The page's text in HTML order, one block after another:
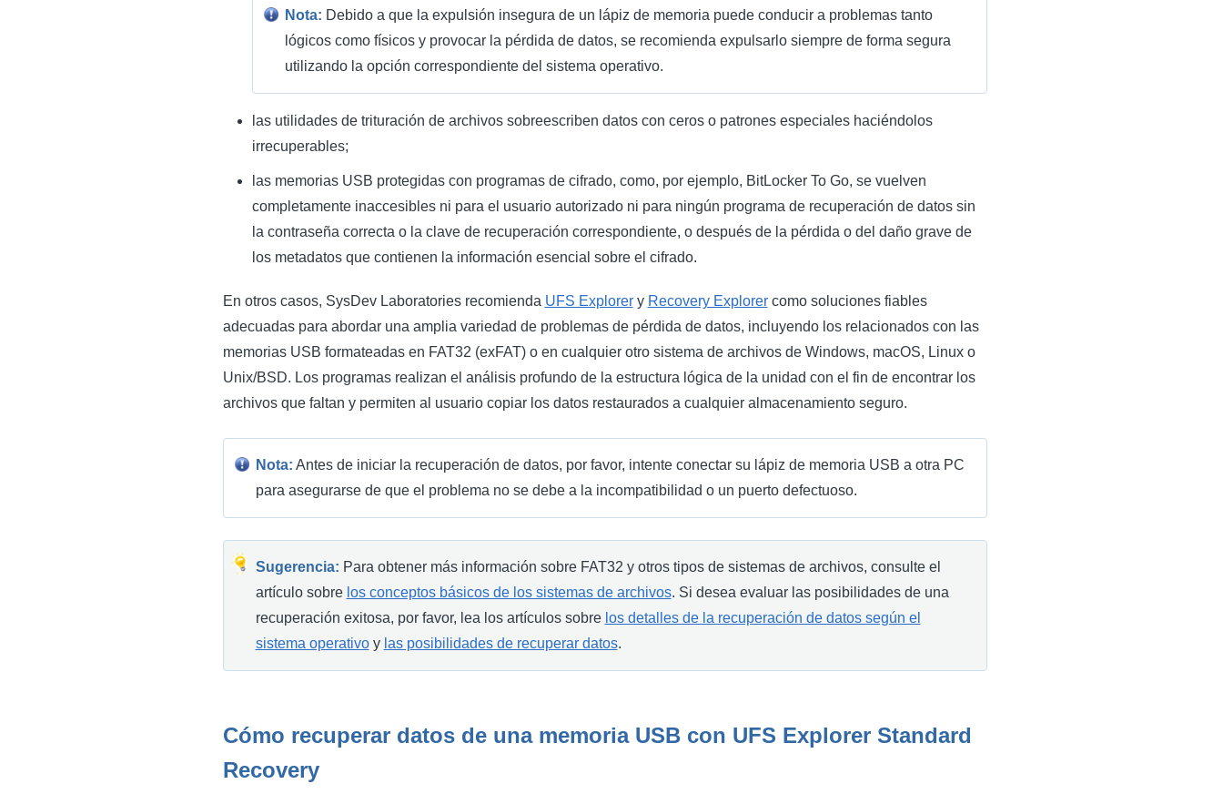
Nota: Debido a que la expulsión insegura de un lápiz de memoria puede conducir a problemas tanto
lógicos como físicos y provocar la pérdida de datos, se recomienda expulsarlo siempre de forma segura
utilizando la opción correspondiente del sistema operativo.
las utilidades de trituración de archivos sobreescriben datos con ceros o patrones especiales haciéndolos
irrecuperables;
las memorias USB protegidas con programas de cifrado, como, por ejemplo, BitLocker To Go, se vuelven
completamente inaccesibles ni para el usuario autorizado ni para ningún programa de recuperación de datos sin
la contraseña correcta o la clave de recuperación correspondiente, o después de la pérdida o del daño grave de
los metadatos que contienen la información esencial sobre el cifrado.
En otros casos, SysDev Laboratories recomienda UFS Explorery Recovery Explorercomo soluciones fiables
adecuadas para abordar una amplia variedad de problemas de pérdida de datos, incluyendo los relacionados con las
memorias USB formateadas en FAT32 (exFAT) o en cualquier otro sistema de archivos de Windows, macOS, Linux o
Unix/BSD. Los programas realizan el análisis profundo de la estructura lógica de la unidad con el fin de encontrar los
archivos que faltan y permiten al usuario copiar los datos restaurados a cualquier almacenamiento seguro.
Nota: Antes de iniciar la recuperación de datos, por favor, intente conectar su lápiz de memoria USB a otra PC
para asegurarse de que el problema no se debe a la incompatibilidad o un puerto defectuoso.
Sugerencia: Para obtener más información sobre FAT32 y otros tipos de sistemas de archivos, consulte el
artículo sobre los conceptos básicos de los sistemas de archivos. Si desea evaluar las posibilidades de una
recuperación exitosa, por favor, lea los artículos sobre los detalles de la recuperación de datos según el
sistema operativoy las posibilidades de recuperar datos.
Cómo recuperar datos de una memoria USB con UFS Explorer Standard
Recovery